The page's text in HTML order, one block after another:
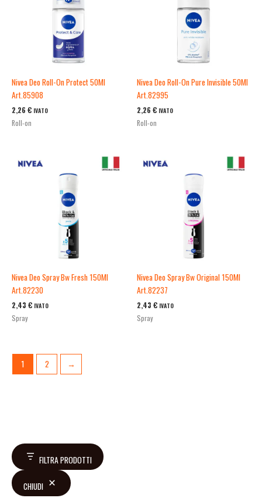
FILTRA PRODOTTI
CHIUDI
Nivea Deo Roll-On Protect 50Ml
Art.85908
2,26 € IVATO
Roll-on
Nivea Deo Roll-On Pure Invisible 50Ml
Art.82995
2,26 € IVATO
Roll-on
Nivea Deo Spray Bw Fresh 150Ml
Art.82230
2,43 € IVATO
Spray
Nivea Deo Spray Bw Original 150Ml
Art.82237
2,43 € IVATO
Spray
1 2 →